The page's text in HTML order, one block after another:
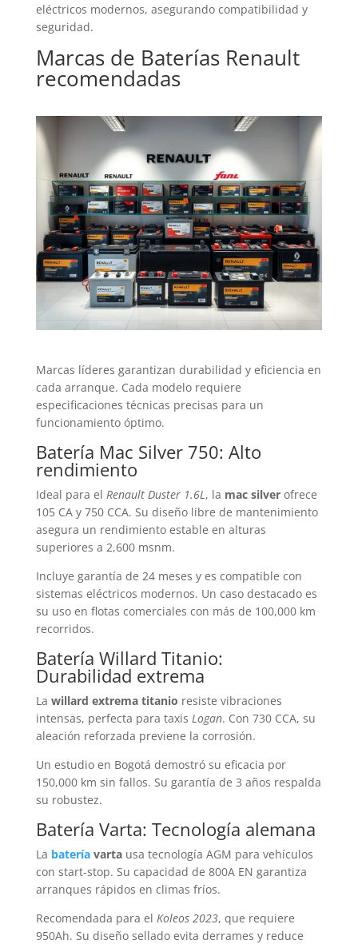
eléctricos modernos, asegurando compatibilidad y
seguridad.
Marcas de BateríasRenault
recomendadas
Marcas líderes garantizan durabilidad y eficiencia en
cada arranque. Cada modelo requiere
especificaciones técnicas precisas para un
funcionamiento óptimo.
Batería Mac Silver 750: Alto
rendimiento
Ideal para el Renault Duster 1.6L, la mac silverofrece
105 CA y 750 CCA. Su diseño libre de mantenimiento
asegura un rendimiento estable en alturas
superiores a 2,600 msnm.
Incluye garantía de 24 meses y es compatible con
sistemas eléctricos modernos. Un caso destacado es
su uso en flotas comerciales con más de 100,000 km
recorridos.
Batería Willard Titanio:
Durabilidad extrema
La willard extrema titanio resiste vibraciones
intensas, perfecta para taxis Logan. Con 730 CCA, su
aleación reforzada previene la corrosión.
Un estudio en Bogotá demostró su eficacia por
150,000 km sin fallos. Su garantía de 3 años respalda
su robustez.
Batería Varta: Tecnología alemana
La bateríavartausa tecnología AGM para vehículos
con start-stop. Su capacidad de 800A EN garantiza
arranques rápidos en climas fríos.
Recomendada para el Koleos 2023, que requiere
950Ah. Su diseño sellado evita derrames y reduce